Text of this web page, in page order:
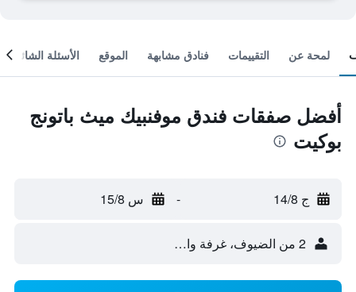
لمحة عن التقييمات فنادق مشابهة الموقع الأسئلة الشائعة
أفضل صفقات فندق موفنبيك ميث باتونج
بوكيت
ج 14/8 - س 15/8
2 من الضيوف، غرفة واحدة